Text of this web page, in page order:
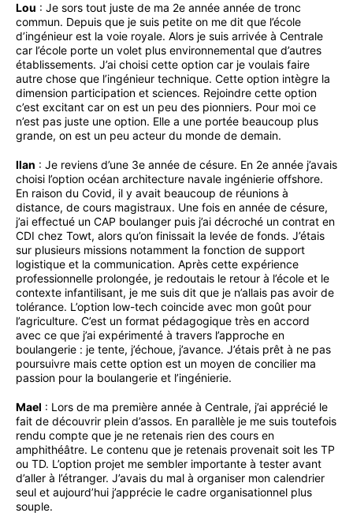
Lou : Je sors tout juste de ma 2e année année de tronc
commun. Depuis que je suis petite on me dit que l’école
d’ingénieur est la voie royale. Alors je suis arrivée à Centrale
car l’école porte un volet plus environnemental que d’autres
établissements. J’ai choisi cette option car je voulais faire
autre chose que l’ingénieur technique. Cette option intègre la
dimension participation et sciences. Rejoindre cette option
c’est excitant car on est un peu des pionniers. Pour moi ce
n’est pas juste une option. Elle a une portée beaucoup plus
grande, on est un peu acteur du monde de demain.
Ilan : Je reviens d’une 3e année de césure. En 2e année j’avais
choisi l’option océan architecture navale ingénierie offshore.
En raison du Covid, il y avait beaucoup de réunions à
distance, de cours magistraux. Une fois en année de césure,
j’ai effectué un CAP boulanger puis j’ai décroché un contrat en
CDI chez Towt, alors qu’on finissait la levée de fonds. J’étais
sur plusieurs missions notamment la fonction de support
logistique et la communication. Après cette expérience
professionnelle prolongée, je redoutais le retour à l’école et le
contexte infantilisant, je me suis dit que je n’allais pas avoir de
tolérance. L’option low-tech coincide avec mon goût pour
l’agriculture. C’est un format pédagogique très en accord
avec ce que j’ai expérimenté à travers l’approche en
boulangerie : je tente, j’échoue, j’avance. J’étais prêt à ne pas
poursuivre mais cette option est un moyen de concilier ma
passion pour la boulangerie et l’ingénierie.
Mael : Lors de ma première année à Centrale, j’ai apprécié le
fait de découvrir plein d’assos. En parallèle je me suis toutefois
rendu compte que je ne retenais rien des cours en
amphithéâtre. Le contenu que je retenais provenait soit les TP
ou TD. L’option projet me sembler importante à tester avant
d’aller à l’étranger. J’avais du mal à organiser mon calendrier
seul et aujourd’hui j’apprécie le cadre organisationnel plus
souple.